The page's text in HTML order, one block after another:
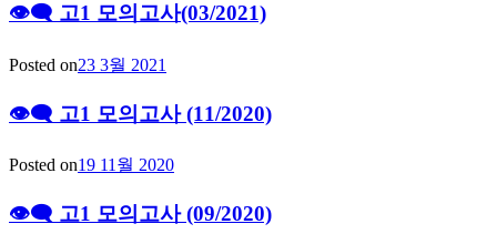
👁‍🗨 고1 모의고사(03/2021)
Posted on23 3월 2021
👁‍🗨 고1 모의고사 (11/2020)
Posted on19 11월 2020
👁‍🗨 고1 모의고사 (09/2020)